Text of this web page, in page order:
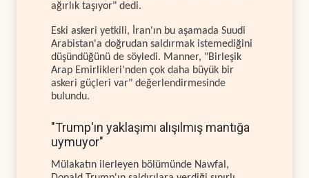
ağırlık taşıyor" dedi.
Eski askeri yetkili, İran'ın bu aşamada Suudi
Arabistan'a doğrudan saldırmak istemediğini
düşündüğünü de söyledi. Manner, "Birleşik
Arap Emirlikleri'nden çok daha büyük bir
askeri güçleri var" değerlendirmesinde
bulundu.
"Trump'ın yaklaşımı alışılmış mantığa
uymuyor"
Mülakatın ilerleyen bölümünde Nawfal,